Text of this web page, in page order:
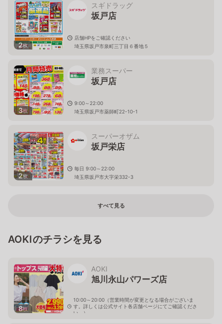
2枚
スギドラッグ
坂戸店
店舗HPをご確認ください
埼玉県坂戸市泉町三丁目６番地５
3枚
業務スーパー
坂戸店
9:00～22:00
埼玉県坂戸市薬師町22-10-1
2枚
スーパーオザム
坂戸栄店
毎日 9:00～22:00
埼玉県坂戸市大字栄332-3
すべて見る
AOKIのチラシを見る
8枚
AOKI
旭川永山パワーズ店
10:00～20:00（営業時間が変更となる場合がございま
す。詳しくは公式サイト各店舗ページにてご確認くださ
い。）